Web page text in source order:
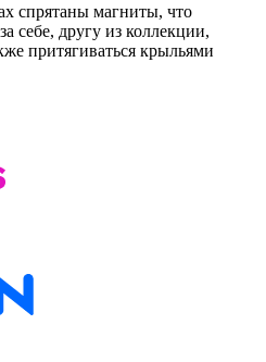
спрятаны магниты, что
себе, другу из коллекции,
притягиваться крыльями